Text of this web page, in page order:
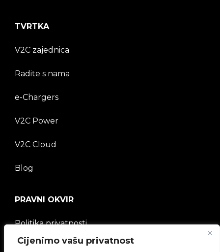
Cijenimo vašu privatnost
TVRTKA
V2C zajednica
Radite s nama
e-Chargers
V2C Power
V2C Cloud
Blog
PRAVNI OKVIR
Politika privatnosti
Pravna napomena